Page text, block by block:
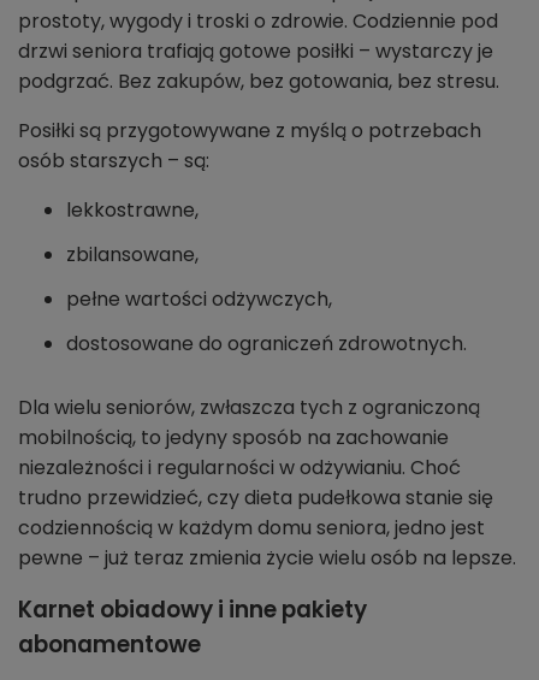
prostoty, wygody i troski o zdrowie. Codziennie pod
drzwi seniora trafiają gotowe posiłki – wystarczy je
podgrzać. Bez zakupów, bez gotowania, bez stresu.
Posiłki są przygotowywane z myślą o potrzebach
osób starszych – są:
lekkostrawne,
zbilansowane,
pełne wartości odżywczych,
dostosowane do ograniczeń zdrowotnych.
Dla wielu seniorów, zwłaszcza tych z ograniczoną
mobilnością, to jedyny sposób na zachowanie
niezależności i regularności w odżywianiu. Choć
trudno przewidzieć, czy dieta pudełkowa stanie się
codziennością w każdym domu seniora, jedno jest
pewne – już teraz zmienia życie wielu osób na lepsze.
Karnet obiadowy i inne pakiety
abonamentowe